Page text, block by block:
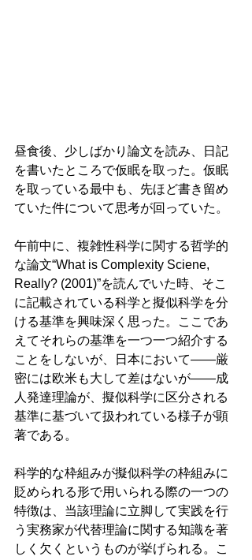
昼食後、少しばかり論文を読み、日記
を書いたところで仮眠を取った。仮眠
を取っている最中も、先ほど書き留め
ていた件について思考が回っていた。
午前中に、複雑性科学に関する哲学的
な論文“What is Complexity Sciene,
Really? (2001)”を読んでいた時、そこ
に記載されている科学と擬似科学を分
ける基準を興味深く思った。ここであ
えてそれらの基準を一つ一つ紹介する
ことをしないが、日本において——厳
密には欧米も大して差はないが——成
人発達理論が、擬似科学に区分される
基準に基づいて扱われている様子が顕
著である。
科学的な枠組みが擬似科学の枠組みに
貶められる形で用いられる際の一つの
特徴は、当該理論に立脚して実践を行
う実務家が代替理論に関する知識を著
しく欠くというものが挙げられる。こ